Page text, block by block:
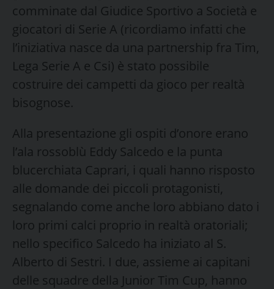
comminate dal Giudice Sportivo a Società e
giocatori di Serie A (ricordiamo infatti che
l’iniziativa nasce da una partnership fra Tim,
Lega Serie A e Csi) è stato possibile
costruire dei campetti da gioco per realtà
bisognose.
Alla presentazione gli ospiti d’onore erano
l’ala rossoblù Eddy Salcedo e la punta
blucerchiata Caprari, i quali hanno risposto
alle domande dei piccoli protagonisti,
segnalando come anche loro abbiano dato i
loro primi calci proprio in realtà oratoriali;
nello specifico Salcedo ha iniziato al S.
Alberto di Sestri. I due, assieme ai capitani
delle squadre della Junior Tim Cup, hanno